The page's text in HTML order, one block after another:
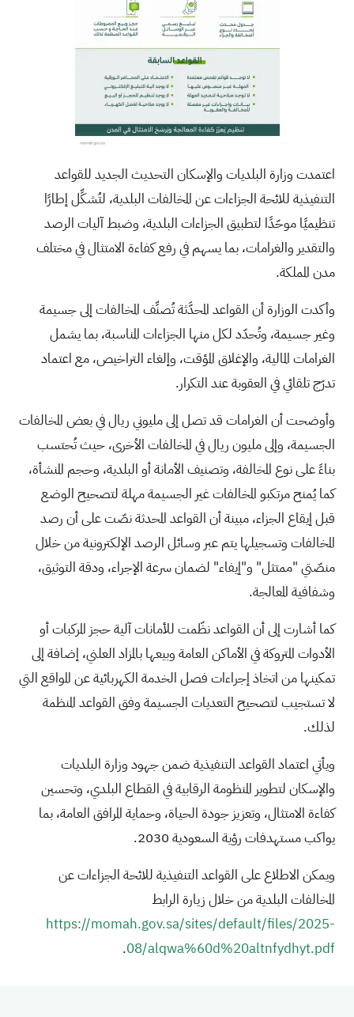
اعتمدت وزارة البلديات والإسكان التحديث الجديد للقواعد
التنفيذية للائحة الجزاءات عن المخالفات البلدية، لتُشكِّل إطارًا
تنظيميًا موحّدًا لتطبيق الجزاءات البلدية، وضبط آليات الرصد
والتقدير والغرامات، بما يسهم في رفع كفاءة الامتثال في مختلف
مدن المملكة.
وأكدت الوزارة أن القواعد المحدَّثة تُصنِّف المخالفات إلى جسيمة
وغير جسيمة، وتُحدّد لكل منها الجزاءات المناسبة، بما يشمل
الغرامات المالية، والإغلاق المؤقت، وإلغاء التراخيص، مع اعتماد
تدرّج تلقائي في العقوبة عند التكرار.
وأوضحت أن الغرامات قد تصل إلى مليوني ريال في بعض المخالفات
الجسيمة، وإلى مليون ريال في المخالفات الأخرى، حيث تُحتسب
بناءً على نوع المخالفة، وتصنيف الأمانة أو البلدية، وحجم المنشأة،
كما يُمنح مرتكبو المخالفات غير الجسيمة مهلة لتصحيح الوضع
قبل إيقاع الجزاء، مبينة أن القواعد المحدثة نصّت على أن رصد
المخالفات وتسجيلها يتم عبر وسائل الرصد الإلكترونية من خلال
منصّتي "ممتثل" و"إيفاء" لضمان سرعة الإجراء، ودقة التوثيق،
وشفافية المعالجة.
كما أشارت إلى أن القواعد نظّمت للأمانات آلية حجز المركبات أو
الأدوات المتروكة في الأماكن العامة وبيعها بالمزاد العلني، إضافة إلى
تمكينها من اتخاذ إجراءات فصل الخدمة الكهربائية عن المواقع التي
لا تستجيب لتصحيح التعديات الجسيمة وفق القواعد المنظمة
لذلك.
ويأتي اعتماد القواعد التنفيذية ضمن جهود وزارة البلديات
والإسكان لتطوير المنظومة الرقابية في القطاع البلدي، وتحسين
كفاءة الامتثال، وتعزيز جودة الحياة، وحماية المرافق العامة، بما
يواكب مستهدفات رؤية السعودية 2030.
ويمكن الاطلاع على القواعد التنفيذية للائحة الجزاءات عن
المخالفات البلدية من خلال زيارة الرابط
https://momah.gov.sa/sites/default/files/2025-
08/alqwa%60d%20altnfydhyt.pdf
.